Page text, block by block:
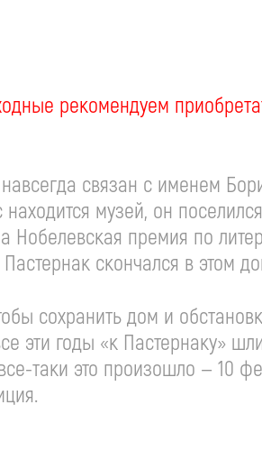
рекомендуем
связан с именем
музей, он
Нобелевская премия по
скончался в этом
сохранить дом и
эти годы «к Пастернаку»
таки это произошло — 10